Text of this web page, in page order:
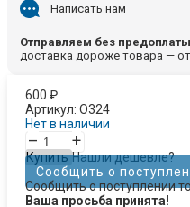
Написать нам
Отправляем без
доставка дороже товара —
600 ₽
Артикул: O324
Нет в наличии
– +
Купить Нашли дешевле?
Сообщить о
Сообщить о поступлении
Ваша просьба принята!